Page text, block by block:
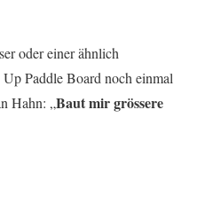
oder einer ähnlich
Paddle Board noch einmal
Hahn: „Baut mir grössere